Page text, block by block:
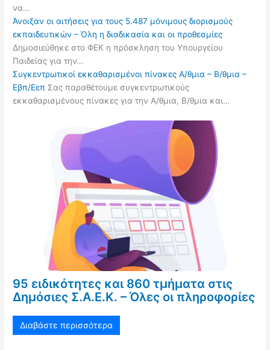
να…
Άνοιξαν οι αιτήσεις για τους 5.487 μόνιμους διορισμούς
εκπαιδευτικών – Όλη η διαδικασία και οι προθεσμίες
Δημοσιεύθηκε στο ΦΕΚ η πρόσκληση του Υπουργείου
Παιδείας για την…
Συγκεντρωτικοί εκκαθαρισμένοι πίνακες Α/θμια – Β/θμια –
Εβπ/Εεπ Σας παραθέτουμε συγκεντρωτικούς
εκκαθαρισμένους πίνακες για την Α/θμια, Β/θμια και…
95 ειδικότητες και 860 τμήματα στις
Δημόσιες Σ.Α.Ε.Κ. – Όλες οι πληροφορίες
Διαβάστε περισσότερα